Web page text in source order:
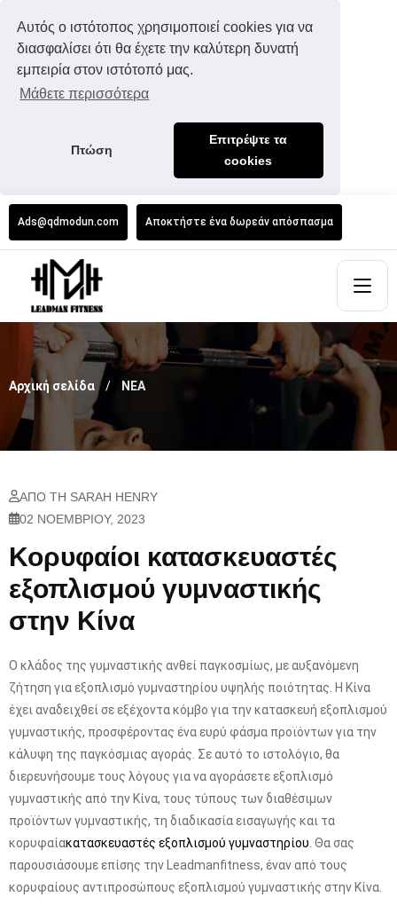
Αυτός ο ιστότοπος χρησιμοποιεί cookies για να
διασφαλίσει ότι θα έχετε την καλύτερη δυνατή
εμπειρία στον ιστότοπό μας.
Μάθετε περισσότερα
Πτώση
Επιτρέψτε τα
cookies
Ads@qdmodun.com Αποκτήστε ένα δωρεάν απόσπασμα
Αρχική σελίδα ΝΕΑ
ΑΠΌ ΤΗ SARAH HENRY
02 ΝΟΕΜΒΡΊΟΥ, 2023
Κορυφαίοι κατασκευαστές
εξοπλισμού γυμναστικής
στην Κίνα
Ο κλάδος της γυμναστικής ανθεί παγκοσμίως, με αυξανόμενη
ζήτηση για εξοπλισμό γυμναστηρίου υψηλής ποιότητας. Η Κίνα
έχει αναδειχθεί σε εξέχοντα κόμβο για την κατασκευή εξοπλισμού
γυμναστικής, προσφέροντας ένα ευρύ φάσμα προϊόντων για την
κάλυψη της παγκόσμιας αγοράς. Σε αυτό το ιστολόγιο, θα
διερευνήσουμε τους λόγους για να αγοράσετε εξοπλισμό
γυμναστικής από την Κίνα, τους τύπους των διαθέσιμων
προϊόντων γυμναστικής, τη διαδικασία εισαγωγής και τα
κορυφαίακατασκευαστές εξοπλισμού γυμναστηρίου . Θα σας
παρουσιάσουμε επίσης την Leadmanfitness, έναν από τους
κορυφαίους αντιπροσώπους εξοπλισμού γυμναστικής στην Κίνα.